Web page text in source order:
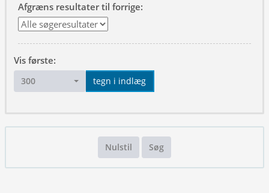
Afgræns resultater til forrige:
Vis første:
300 tegn i indlæg
Nulstil Søg